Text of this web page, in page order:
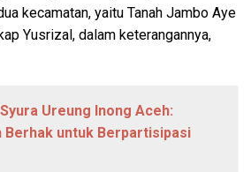
kecamatan, yaitu Tanah Jambo Aye
Yusrizal, dalam keterangannya,
Ureung Inong Aceh:
Berhak untuk Berpartisipasi